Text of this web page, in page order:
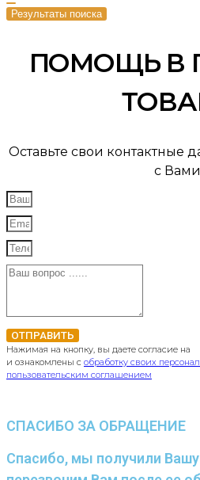
Результаты поиска
ПОМОЩЬ В
Оставьте свои контактные
с Вами
ОТПРАВИТЬ
Нажимая на кнопку, вы даете согласие на
и ознакомлены с обработку своих
пользовательским соглашением
СПАСИБО ЗА ОБРАЩЕНИЕ
Спасибо, мы получили Вашу